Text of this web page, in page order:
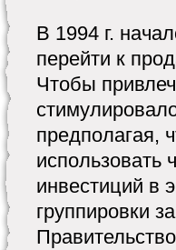
В 1994 г.
перейти к
Чтобы
предполагая,
использовать
инвестиций в
группировки